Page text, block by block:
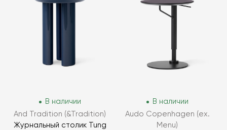
В наличии
And Tradition (&Tradition)
Журнальный столик Tung
В наличии
Audo Copenhagen (ex.
Menu)